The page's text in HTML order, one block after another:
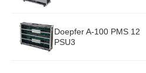
Doepfer A-100 PMS 12
PSU3